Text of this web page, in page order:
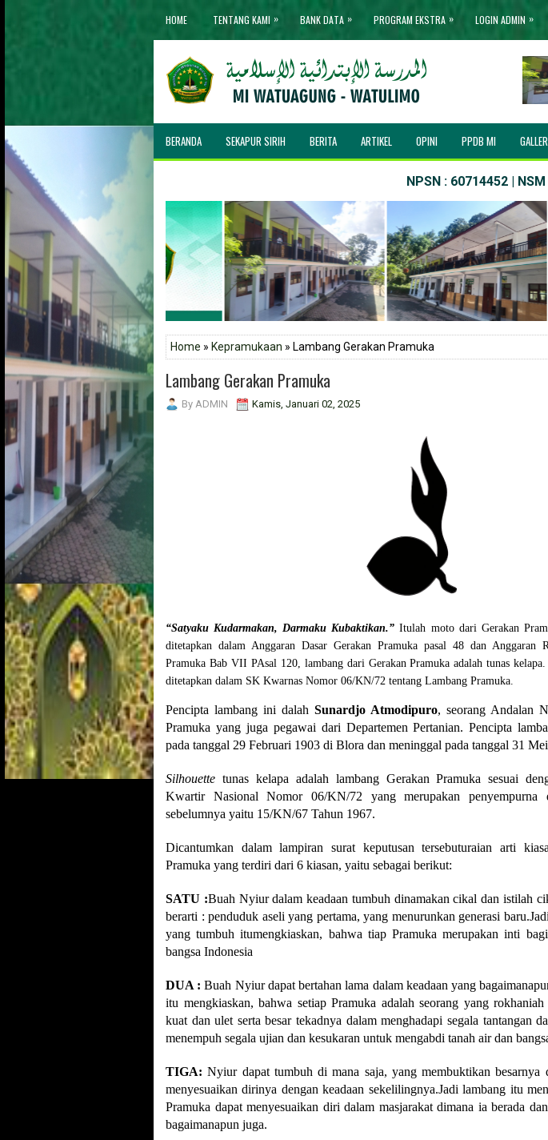
HOME TENTANG KAMI » BANK DATA » PROGRAM EKSTRA » LOGIN ADMIN »
BERANDA SEKAPUR SIRIH BERITA ARTIKEL OPINI PPDB MI
NPSN : 60714452 | NSM :
Home » Kepramukaan » Lambang Gerakan Pramuka
Lambang Gerakan Pramuka
By ADMIN Kamis, Januari 02, 2025
“Satyaku Kudarmakan, Darmaku Kubaktikan.” Itulah moto dari Gerakan
ditetapkan dalam Anggaran Dasar Gerakan Pramuka pasal 48 dan Anggaran
Pramuka Bab VII PAsal 120, lambang dari Gerakan Pramuka adalah tunas
ditetapkan dalam SK Kwarnas Nomor 06/KN/72 tentang Lambang Pramuka.
Pencipta lambang ini dalah Sunardjo Atmodipuro, seorang Andalan
Pramuka yang juga pegawai dari Departemen Pertanian. Pencipta
pada tanggal 29 Februari 1903 di Blora dan meninggal pada tanggal 31
Silhouette tunas kelapa adalah lambang Gerakan Pramuka sesuai
Kwartir Nasional Nomor 06/KN/72 yang merupakan penyempurna
sebelumnya yaitu 15/KN/67 Tahun 1967.
Dicantumkan dalam lampiran surat keputusan tersebuturaian arti
Pramuka yang terdiri dari 6 kiasan, yaitu sebagai berikut:
SATU :Buah Nyiur dalam keadaan tumbuh dinamakan cikal dan istilah
berarti : penduduk aseli yang pertama, yang menurunkan generasi
yang tumbuh itumengkiaskan, bahwa tiap Pramuka merupakan inti
bangsa Indonesia
DUA : Buah Nyiur dapat bertahan lama dalam keadaan yang
itu mengkiaskan, bahwa setiap Pramuka adalah seorang yang rokhaniah
kuat dan ulet serta besar tekadnya dalam menghadapi segala tantangan
menempuh segala ujian dan kesukaran untuk mengabdi tanah air dan
TIGA:Nyiur dapat tumbuh di mana saja, yang membuktikan besarnya
menyesuaikan dirinya dengan keadaan sekelilingnya.Jadi lambang itu
Pramuka dapat menyesuaikan diri dalam masjarakat dimana ia berada
bagaimanapun juga.